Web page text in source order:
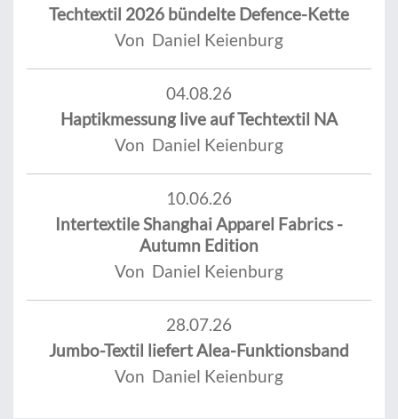
Techtextil 2026 bündelte Defence-Kette
Von Daniel Keienburg
04.08.26
Haptikmessung live auf Techtextil NA
Von Daniel Keienburg
10.06.26
Intertextile Shanghai Apparel Fabrics -
Autumn Edition
Von Daniel Keienburg
28.07.26
Jumbo-Textil liefert Alea-Funktionsband
Von Daniel Keienburg